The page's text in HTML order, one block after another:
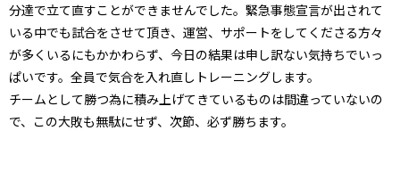
分達で立て直すことができませんでした。緊急事態宣言が出されて
いる中でも試合をさせて頂き、運営、サポートをしてくださる方々
が多くいるにもかかわらず、今日の結果は申し訳ない気持ちでいっ
ぱいです。全員で気合を入れ直しトレーニングします。
チームとして勝つ為に積み上げてきているものは間違っていないの
で、この大敗も無駄にせず、次節、必ず勝ちます。